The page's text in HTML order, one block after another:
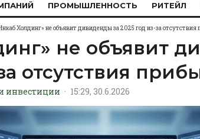
ПРОМЫШЛЕННОСТЬ РИТЕЙЛ
Холдинг» не объявит дивиденды за 2025 год из-за отсутствия
не объявит
отсутствия
инвестиции · 15:29, 30.6.2026